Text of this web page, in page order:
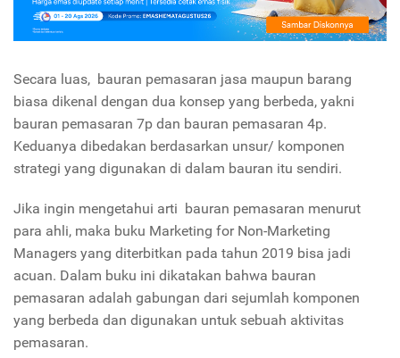
Secara luas, bauran pemasaran jasa maupun barang
biasa dikenal dengan dua konsep yang berbeda, yakni
bauran pemasaran 7p dan bauran pemasaran 4p.
Keduanya dibedakan berdasarkan unsur/ komponen
strategi yang digunakan di dalam bauran itu sendiri.
Jika ingin mengetahui arti bauran pemasaran menurut
para ahli, maka buku Marketing for Non-Marketing
Managers yang diterbitkan pada tahun 2019 bisa jadi
acuan. Dalam buku ini dikatakan bahwa bauran
pemasaran adalah gabungan dari sejumlah komponen
yang berbeda dan digunakan untuk sebuah aktivitas
pemasaran.